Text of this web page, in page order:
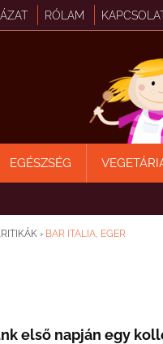
RÓLAM
EGÉSZSÉG
› BAR ITALIA, EGER
első napján egy